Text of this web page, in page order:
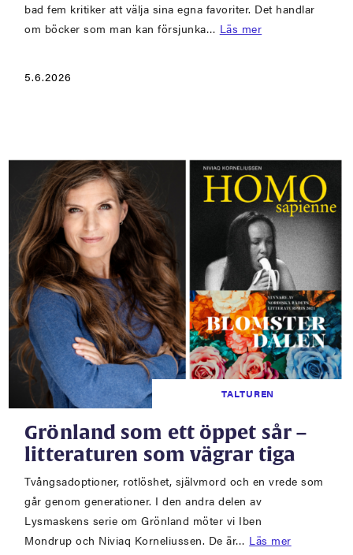
bad fem kritiker att välja sina egna favoriter. Det handlar
om böcker som man kan försjunka… Läs mer
5.6.2026
TALTUREN
Grönland som ett öppet sår –
litteraturen som vägrar tiga
Tvångsadoptioner, rotlöshet, självmord och en vrede som
går genom generationer. I den andra delen av
Lysmaskens serie om Grönland möter vi Iben
Mondrup och Niviaq Korneliussen. De är… Läs mer